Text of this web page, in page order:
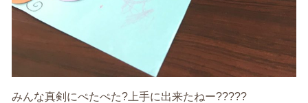
みんな真剣にぺたぺた?上手に出来たねー?????